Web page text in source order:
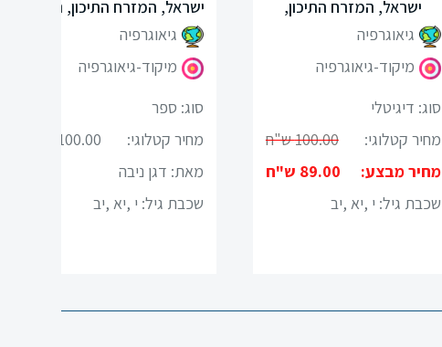
ישראל, המזרח התיכון, נתי"ב
גיאוגרפיה
מיקוד-גיאוגרפיה
סוג: ספר
מחיר קטלוגי:
100.00 ש"ח
מאת: דגן ניבה
שכבת גיל: י ,יא ,יב
ישראל, המזרח התיכון,
נתי"ב-דיגיטלי
גיאוגרפיה
מיקוד-גיאוגרפיה
סוג: דיגיטלי
מחיר קטלוגי:
100.00 ש"ח
מחיר מבצע:
89.00 ש"ח
שכבת גיל: י ,יא ,יב